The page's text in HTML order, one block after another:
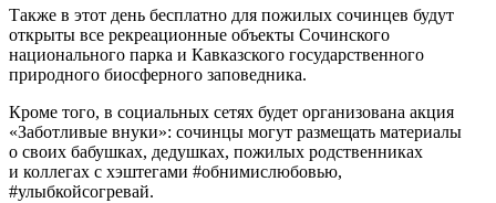
Также в этот день бесплатно для пожилых сочинцев будут
открыты все рекреационные объекты Сочинского
национального парка и Кавказского государственного
природного биосферного заповедника.
Кроме того, в социальных сетях будет организована акция
«Заботливые внуки»: сочинцы могут размещать материалы
о своих бабушках, дедушках, пожилых родственниках
и коллегах с хэштегами #обнимислюбовью,
#улыбкойсогревай.